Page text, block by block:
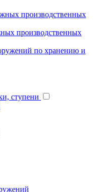
производственных
производственных
по хранению и
ступени